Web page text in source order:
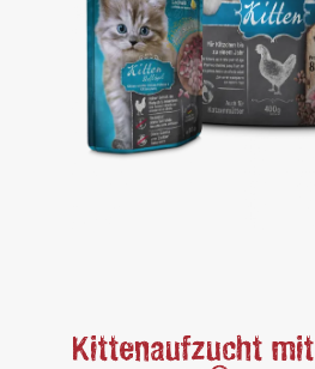
Kittenaufzucht mit